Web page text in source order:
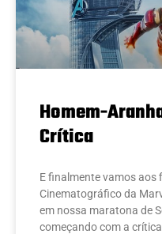
Homem-
Crítica
E finalmente vamos aos
Cinematográfico da
em nossa maratona de
começando com a crítica